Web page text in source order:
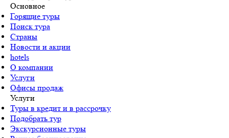
Основное
Горящие туры
Поиск тура
Страны
Новости и акции
hotels
О компании
Услуги
Офисы продаж
Услуги
Туры в кредит и в рассрочку
Подобрать тур
Экскурсионные туры